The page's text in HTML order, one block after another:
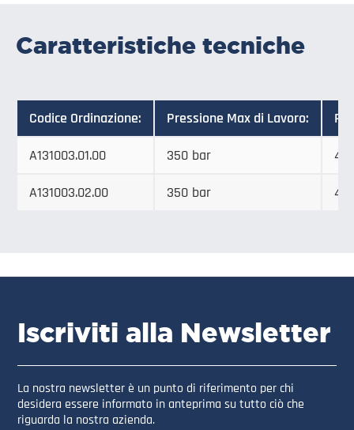
Caratteristiche tecniche
Codice Ordinazione: Pressione Max di Lavoro:
A131003.01.00 350 bar
A131003.02.00 350 bar
Iscriviti alla Newsletter
La nostra newsletter è un punto di riferimento per chi
desidera essere informato in anteprima su tutto ciò che
riguarda la nostra azienda.